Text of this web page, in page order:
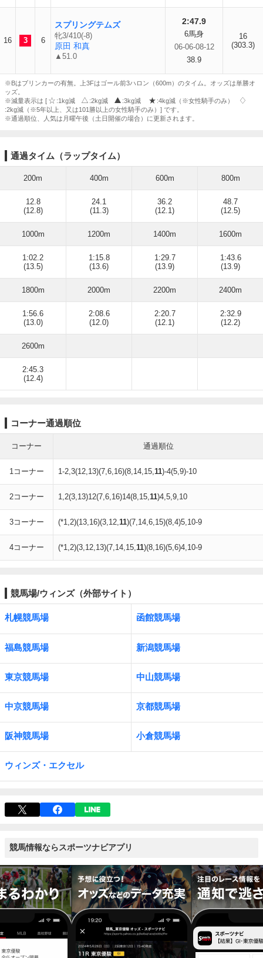
16 3 6
スプリングテムズ
牝3/410(-8)
原田 和真
▲51.0
2:47.9
6馬身
06-06-08-12
38.9
16
(303.3)
※Bはブリンカーの有無。上3Fはゴール前3ハロン（600m）のタイム。オッズは単勝オ
ッズ。
※減量表示は [
:1kg減 :2kg減 :3kg減
:4kg減（※女性騎手のみ）
:2kg減（※5年以上、又は101勝以上の女性騎手のみ）] です。
※通過順位、人気は月曜午後（土日開催の場合）に更新されます。
通過タイム（ラップタイム）
200m 400m 600m 800m
12.8
(12.8)
24.1
(11.3)
36.2
(12.1)
48.7
(12.5)
1000m 1200m 1400m 1600m
1:02.2
(13.5)
1:15.8
(13.6)
1:29.7
(13.9)
1:43.6
(13.9)
1800m 2000m 2200m 2400m
1:56.6
(13.0)
2:08.6
(12.0)
2:20.7
(12.1)
2:32.9
(12.2)
2600m
2:45.3
(12.4)
コーナー通過順位
コーナー 通過順位
1コーナー 1-2,3(12,13)(7,6,16)(8,14,15,11)-4(5,9)-10
2コーナー 1,2(3,13)12(7,6,16)14(8,15,11)4,5,9,10
3コーナー (*1,2)(13,16)(3,12,11)(7,14,6,15)(8,4)5,10-9
4コーナー (*1,2)(3,12,13)(7,14,15,11)(8,16)(5,6)4,10-9
競馬場/ウィンズ（外部サイト）
札幌競馬場 函館競馬場
福島競馬場 新潟競馬場
東京競馬場 中山競馬場
中京競馬場 京都競馬場
阪神競馬場 小倉競馬場
ウィンズ・エクセル
競馬情報ならスポーツナビアプリ